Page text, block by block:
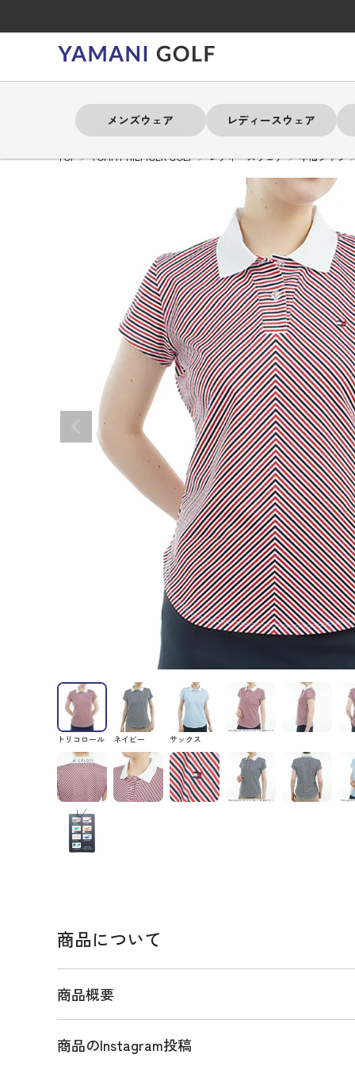
メンズウェア レディースウェア
# アドミラル # トミー
メンズウェア
全てのメンズウェア 半袖シャツ
ベスト
アウター
ショートパンツ
インナー
# アドミラル # トミー
レディースウェア
全てのレディースウェア 半袖シャツ
ベスト
アウター
ショートパンツ
スカート
インナー
レイン
# アドミラル # トミー
バッグ
全てのバッグ キャ
キャディバッグ・スタンド
キャ
トートバッグ
ラウ
ポーチ
クラ
# アドミラル # トミー
アクセサリー
全てのアクセサリー 帽子
マーカー
グローブ
ヘッドカバー
氷嚢・保冷バッ
ファイスカバー
小物
全てのシューズ
シューレス（紐）
プ
ダイヤルタイプ
# アドミラル # トミー
練習器
全ての練習器 パッティング
# アドミラル # トミー
セール
全てのセール メンズウェア
アクセサリー
# アドミラル # トミー
ブランド
Admiral GOLF
MARSQUEST
NEW ERA
PING APPAREL
PRO
QUICK MASTER
White Beauty
その
TOP TOMMY HILFIGER GOLF レディースウェア 半袖シャツ
トリコロール ネイビー サックス
商品について
商品概要
商品のInstagram投稿